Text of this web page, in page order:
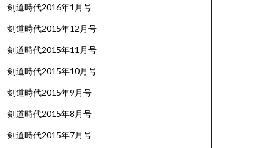
剣道時代2016年1月号
剣道時代2015年12月号
剣道時代2015年11月号
剣道時代2015年10月号
剣道時代2015年9月号
剣道時代2015年8月号
剣道時代2015年7月号